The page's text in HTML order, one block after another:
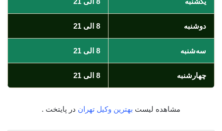
دوشنبه 8 الی 21
سه‌شنبه 8 الی 21
چهارشنبه 8 الی 21
مشاهده لیست بهترین وکیل تهران در پایتخت .